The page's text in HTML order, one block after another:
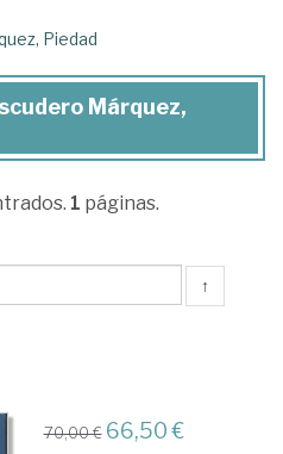
Piedad
Márquez,
1 páginas.
↑
70,00 € 66,50 €